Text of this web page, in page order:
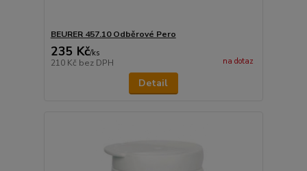
BEURER 457.10 Odběrové Pero
235 Kč/ks
210 Kč bez DPH na dotaz
Detail